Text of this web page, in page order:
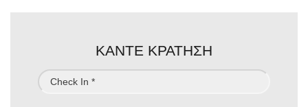
ΚΑΝΤΕ ΚΡΑΤΗΣΗ